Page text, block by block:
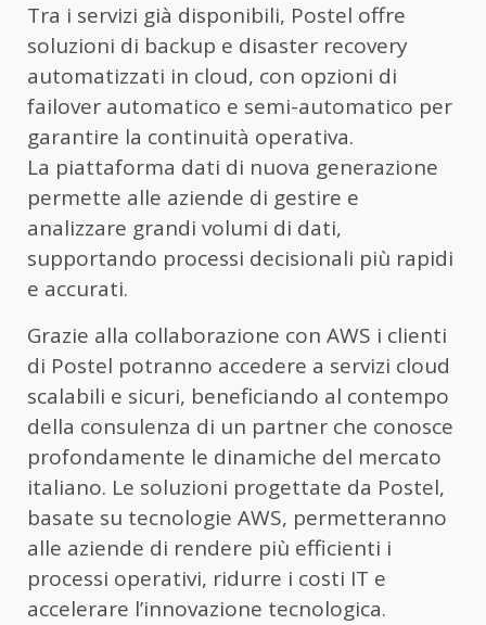
Tra i servizi già disponibili, Postel offre
soluzioni di backup e disaster recovery
automatizzati in cloud, con opzioni di
failover automatico e semi-automatico per
garantire la continuità operativa.
La piattaforma dati di nuova generazione
permette alle aziende di gestire e
analizzare grandi volumi di dati,
supportando processi decisionali più rapidi
e accurati.
Grazie alla collaborazione con AWS i clienti
di Postel potranno accedere a servizi cloud
scalabili e sicuri, beneficiando al contempo
della consulenza di un partner che conosce
profondamente le dinamiche del mercato
italiano. Le soluzioni progettate da Postel,
basate su tecnologie AWS, permetteranno
alle aziende di rendere più efficienti i
processi operativi, ridurre i costi IT e
accelerare l’innovazione tecnologica.